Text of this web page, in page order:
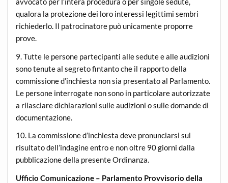
qualora la protezione dei loro interessi legittimi sembri
richiederlo. Il patrocinatore può unicamente proporre
prove.
9. Tutte le persone partecipanti alle sedute e alle audizioni
sono tenute al segreto fintanto che il rapporto della
commissione d’inchiesta non sia presentato al Parlamento.
Le persone interrogate non sono in particolare autorizzate
a rilasciare dichiarazioni sulle audizioni o sulle domande di
documentazione.
10. La commissione d’inchiesta deve pronunciarsi sul
risultato dell’indagine entro e non oltre 90 giorni dalla
pubblicazione della presente Ordinanza.
Ufficio Comunicazione – Parlamento Provvisorio della